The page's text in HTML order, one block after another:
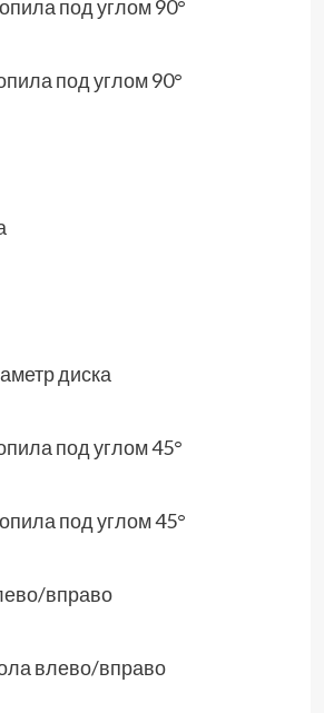
под углом 90°
под углом 90°
диска
под углом 45°
под углом 45°
вправо
влево/вправо